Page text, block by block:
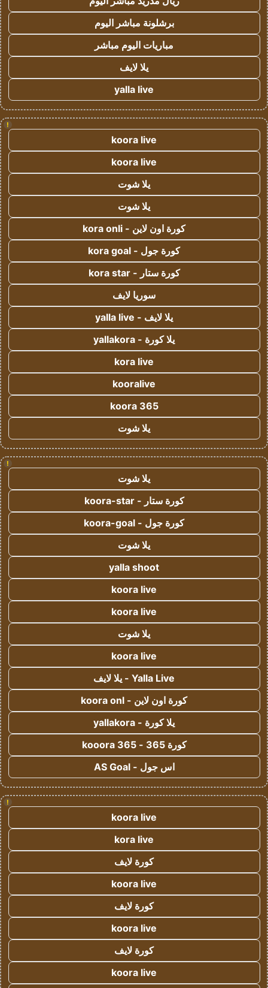
برشلونة مباشر اليوم
مباريات اليوم مباشر
يلا لايف
yalla live
!
koora live
koora live
يلا شوت
يلا شوت
كورة اون لاين - kora onli
كورة جول - kora goal
كورة ستار - kora star
سوريا لايف
يلا لايف - yalla live
يلا كورة - yallakora
kora live
kooralive
koora 365
يلا شوت
!
يلا شوت
كورة ستار - koora-star
كورة جول - koora-goal
يلا شوت
yalla shoot
koora live
koora live
يلا شوت
koora live
Yalla Live - يلا لايف
كورة اون لاين - koora onl
يلا كورة - yallakora
كورة 365 - kooora 365
اس جول - AS Goal
!
koora live
kora live
كورة لايف
koora live
كورة لايف
koora live
كورة لايف
koora live